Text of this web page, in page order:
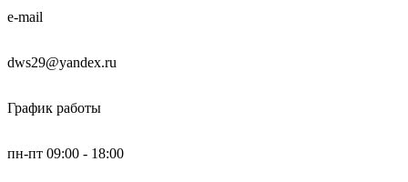
e-mail
dws29@yandex.ru
График работы
пн-пт 09:00 - 18:00